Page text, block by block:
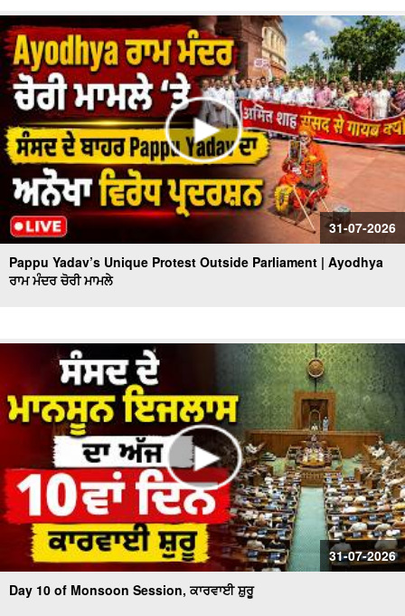
31-07-2026
Pappu Yadav’s Unique Protest Outside Parliament | Ayodhya
ਰਾਮ ਮੰਦਰ ਚੋਰੀ ਮਾਮਲੇ
31-07-2026
Day 10 of Monsoon Session, ਕਾਰਵਾਈ ਸ਼ੁਰੂ